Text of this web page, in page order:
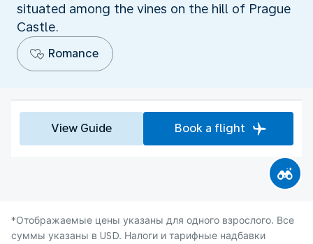
situated among the vines on the hill of Prague
Castle.
Romance
View Guide Book a flight
*Отображаемые цены указаны для одного взрослого. Все
суммы указаны в USD. Налоги и тарифные надбавки